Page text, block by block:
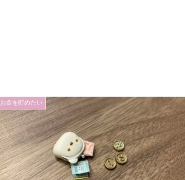
お金を貯めたい